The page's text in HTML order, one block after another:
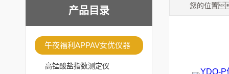
产品目录
午夜福利APPAV女优仪器
高锰酸盐指数测定仪
您的位置